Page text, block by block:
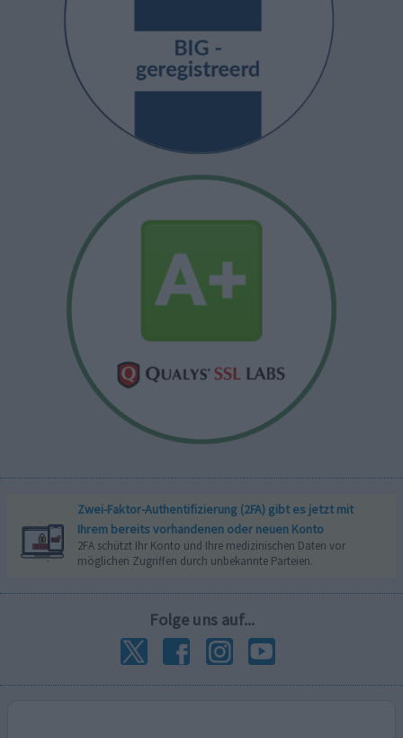
Zwei-Faktor-Authentifizierung (2FA) gibt es jetzt mit
Ihrem bereits vorhandenen oder neuen Konto
2FA schützt Ihr Konto und Ihre medizinischen Daten vor
möglichen Zugriffen durch unbekannte Parteien.
Folge uns auf...